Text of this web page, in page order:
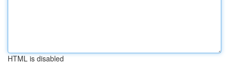
HTML is disabled